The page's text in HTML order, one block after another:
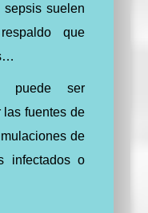
sepsis suelen
que
ser
las fuentes de
de
infectados o